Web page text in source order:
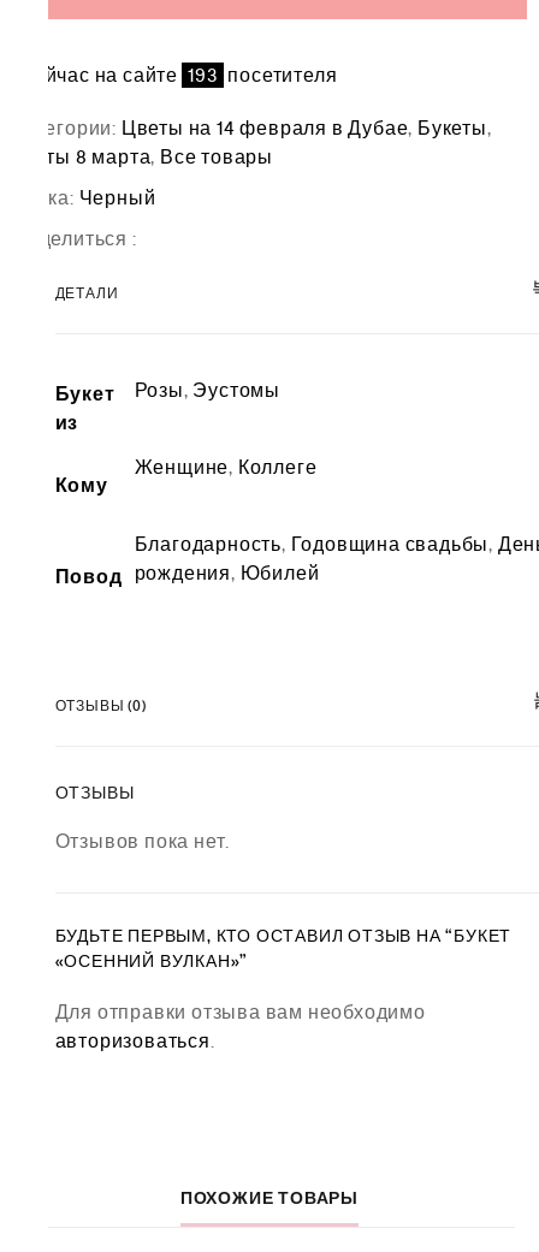
Сейчас на сайте 193 посетителя
Категории: Цветы на 14 февраля в Дубае, Букеты,
цветы 8 марта, Все товары
Метка: Черный
Поделиться :
ДЕТАЛИ
Букет
из
Розы, Эустомы
Кому
Женщине, Коллеге
Повод
Благодарность, Годовщина свадьбы,
рождения, Юбилей
ОТЗЫВЫ (0)
ОТЗЫВЫ
Отзывов пока нет.
БУДЬТЕ ПЕРВЫМ, КТО ОСТАВИЛ ОТЗЫВ НА “БУКЕТ
«ОСЕННИЙ ВУЛКАН»”
Для отправки отзыва вам необходимо
авторизоваться.
ПОХОЖИЕ ТОВАРЫ